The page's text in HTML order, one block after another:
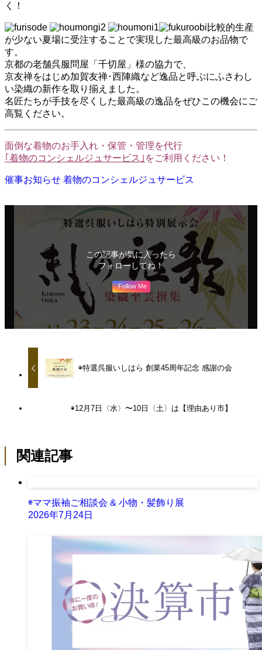
く！
比較的生産
が少ない夏場に受注することで実現した最高級のお品物で
す。
京都の老舗呉服問屋「千切屋」様の協力で、
京友禅をはじめ加賀友禅･西陣織など逸品と呼ぶにふさわし
い染織の新作を取り揃えました。
名匠たちが手技を尽くした最高級の逸品をぜひこの機会にご
高覧ください。
面倒な着物のお手入れ・保管・管理を代行
｢着物のコンシェルジュサービス｣ をご利用ください！
催事お知らせ 着物のコンシェルジュサービス
この記事が気に入ったら
フォローしてね！
Follow Me
◉特選呉服いしはら 創業45周年記念 感謝の会
◉12月7日〈水〉〜10日〈土〉は【理由あり市】
関連記事
◉ママ振袖ご相談会 & 小物・髪飾り展
2026年7月24日